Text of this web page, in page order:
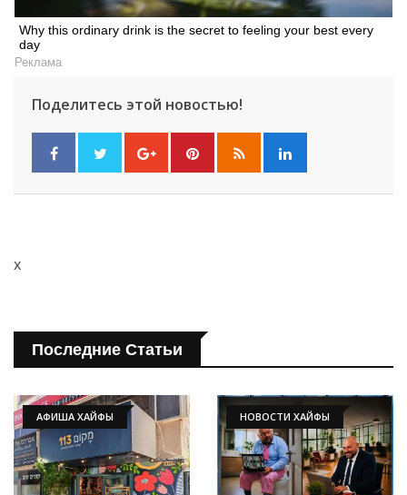
Why this ordinary drink is the secret to feeling your best every
day
Реклама
Поделитесь этой новостью!
x
Последние Статьи
АФИША ХАЙФЫ НОВОСТИ ХАЙФЫ